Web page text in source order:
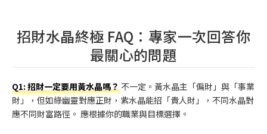
招財水晶終極 FAQ：專家一次回答你
最關心的問題
Q1: 招財一定要用黃水晶嗎？不一定。黃水晶主「偏財」與「事業
財」，但如綠幽靈對應正財，紫水晶能招「貴人財」，不同水晶對
應不同財富路徑。 應根據你的職業與目標選擇。